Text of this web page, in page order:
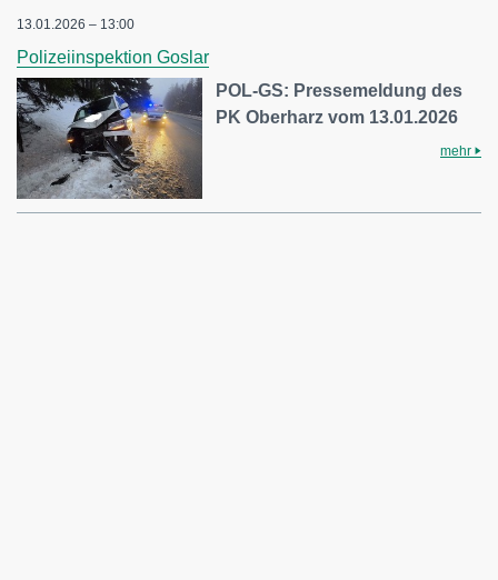
13.01.2026 – 13:00
Polizeiinspektion Goslar
POL-GS: Pressemeldung des
PK Oberharz vom 13.01.2026
mehr